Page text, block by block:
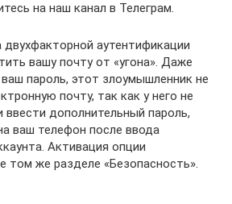
на наш канал в Телеграм.
аутентификации
вашу почту от «угона». Даже
пароль, этот злоумышленник не
почту, так как у него не
дополнительный пароль,
ваш телефон после ввода
Активация опции
том же разделе «Безопасность».